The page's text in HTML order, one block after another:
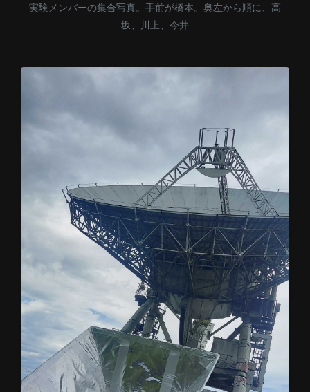
実験メンバーの集合写真。手前が橋本。奥左から順に、高
坂、川上、今井